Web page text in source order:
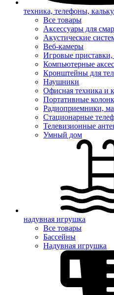
техника, телефоны,
Все товары
Аксессуары для
Акустические
Веб-камеры
Игровые
Компьютерные
Кронштейны для
Наушники
Офисная техника и
Портативные
Радиоприемники,
Стационарные
Телевизионные
Умный дом
надувная игрушка
Все товары
Бассейны
Надувная игрушка